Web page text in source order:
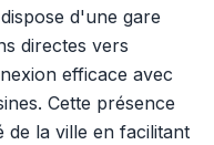
d'une gare
directes vers
efficace avec
Cette présence
la ville en facilitant